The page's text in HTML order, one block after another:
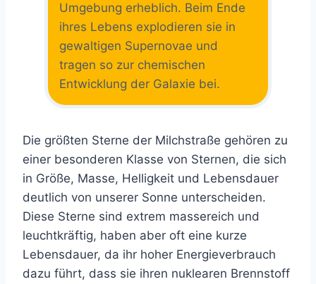
Umgebung erheblich. Beim Ende
ihres Lebens explodieren sie in
gewaltigen Supernovae und
tragen so zur chemischen
Entwicklung der Galaxie bei.
Die größten Sterne der Milchstraße gehören zu
einer besonderen Klasse von Sternen, die sich
in Größe, Masse, Helligkeit und Lebensdauer
deutlich von unserer Sonne unterscheiden.
Diese Sterne sind extrem massereich und
leuchtkräftig, haben aber oft eine kurze
Lebensdauer, da ihr hoher Energieverbrauch
dazu führt, dass sie ihren nuklearen Brennstoff